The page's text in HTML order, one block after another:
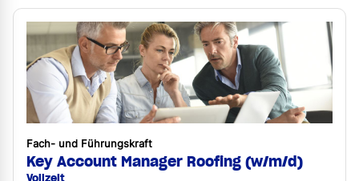
Fach- und Führungskraft
Key Account Manager Roofing (w/m/d)